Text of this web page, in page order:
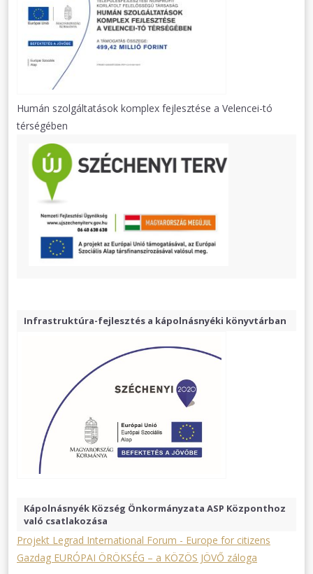
Humán szolgáltatások komplex fejlesztése a Velencei-tó
térségében
Infrastruktúra-fejlesztés a kápolnásnyéki könyvtárban
Kápolnásnyék Község Önkormányzata ASP Központhoz
való csatlakozása
Projekt Legrad International Forum - Europe for citizens
Gazdag EURÓPAI ÖRÖKSÉG – a KÖZÖS JÖVŐ záloga